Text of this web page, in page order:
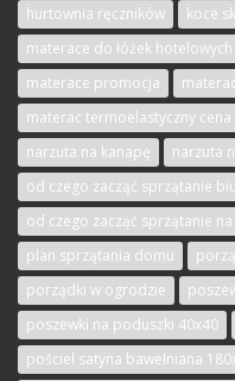
hurtownia ręczników
koce
materace do łóżek hotelowych
materace promocja
materac termoelastyczny cena
narzuta na kanapę
narzuta
od czego zacząć sprzątanie
od czego zacząć sprzątanie
plan sprzątania domu
porządki w ogrodzie
poszewki na poduszki 40x40
pościel satyna bawełniana